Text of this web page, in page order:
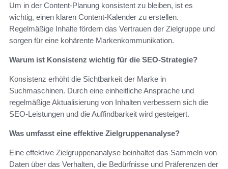
Um in der Content-Planung konsistent zu bleiben, ist es
wichtig, einen klaren Content-Kalender zu erstellen.
Regelmäßige Inhalte fördern das Vertrauen der Zielgruppe und
sorgen für eine kohärente Markenkommunikation.
Warum ist Konsistenz wichtig für die SEO-Strategie?
Konsistenz erhöht die Sichtbarkeit der Marke in
Suchmaschinen. Durch eine einheitliche Ansprache und
regelmäßige Aktualisierung von Inhalten verbessern sich die
SEO-Leistungen und die Auffindbarkeit wird gesteigert.
Was umfasst eine effektive Zielgruppenanalyse?
Eine effektive Zielgruppenanalyse beinhaltet das Sammeln von
Daten über das Verhalten, die Bedürfnisse und Präferenzen der